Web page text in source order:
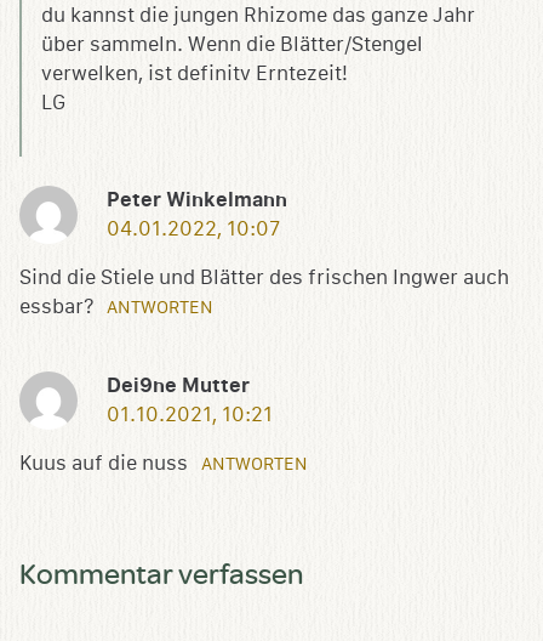
du kannst die jungen Rhizome das ganze Jahr
über sammeln. Wenn die Blätter/Stengel
verwelken, ist definitv Erntezeit!
LG
Peter Winkelmann
04.01.2022, 10:07
Sind die Stiele und Blätter des frischen Ingwer auch
essbar?
ANTWORTEN
Dei9ne Mutter
01.10.2021, 10:21
Kuus auf die nuss ANTWORTEN
Kommentar verfassen